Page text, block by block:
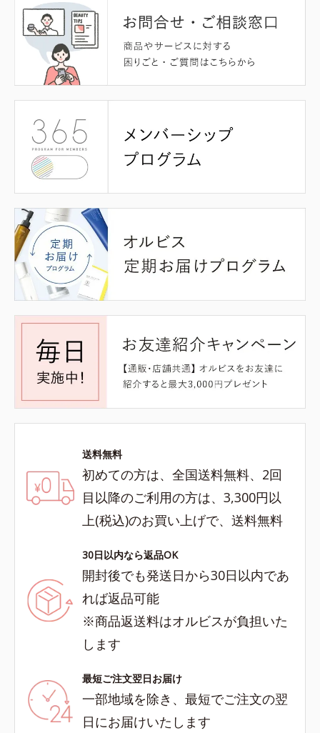
送料無料
初めての方は、全国送料無料、2回
目以降のご利用の方は、3,300円以
上(税込)のお買い上げで、送料無料
30日以内なら返品OK
開封後でも発送日から30日以内であ
れば返品可能
※商品返送料はオルビスが負担いた
します
最短ご注文翌日お届け
一部地域を除き、最短でご注文の翌
日にお届けいたします